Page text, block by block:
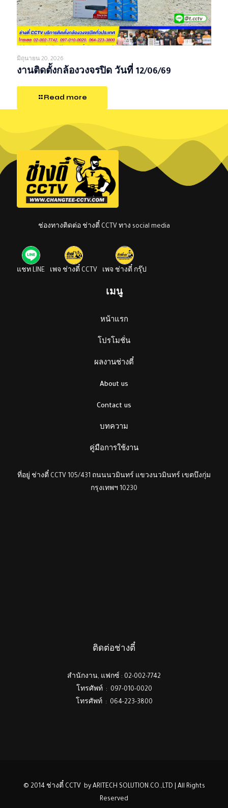
มิถุนายน 20, 2026
งานติดตั้งกล้องวงจรปิด วันที่ 12/06/69
Read more
ช่องทางติดต่อ ช่างตี๋ CCTV ทาง social media
แชท LINE เพจ ช่างตี๋ CCTV เพจ ช่างตี๋ กรุ๊ป
เมนู
หน้าแรก
โปรโมชั่น
ผลงานช่างตี๋
About us
Contact us
บทความ
คู่มือการใช้งาน
ที่อยู่ ช่างตี๋ CCTV 105/431 ถนนนวมินทร์ แขวงนวมินทร์ เขตบึงกุ่ม
กรุงเทพฯ 10230
ติดต่อช่างตี๋
สำนักงาน, แฟกซ์ : 02-002-7742
โทรศัพท์ : 097-010-0020
โทรศัพท์ : 064-223-3800
© 2014 ช่างตี๋ CCTV by ARITECH SOLUTION.CO.,LTD | All Rights
Reserved